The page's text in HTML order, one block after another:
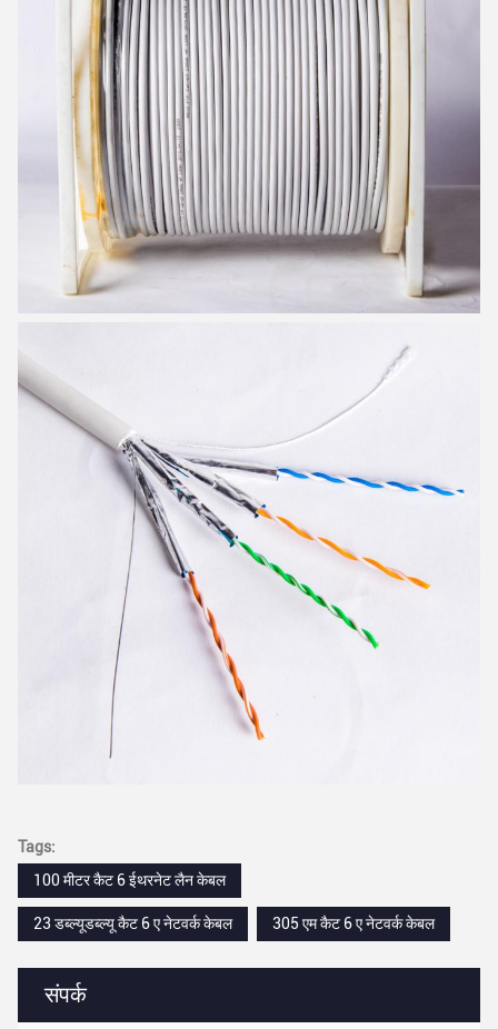
संपर्क
Tags:
100 मीटर कैट 6 ईथरनेट लैन केबल
23 ​​डब्ल्यूडब्ल्यू कैट 6 ए नेटवर्क केबल 305 एम कैट 6 ए नेटवर्क केबल